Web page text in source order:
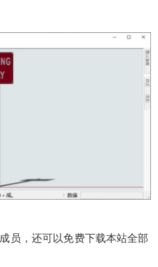
成员，还可以免费下载本站全部